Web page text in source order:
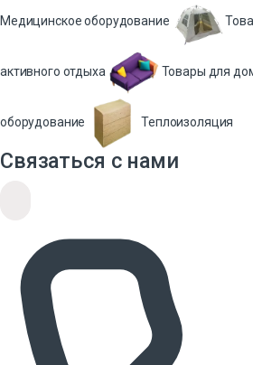
Медицинское оборудование
активного отдыха Товары для
оборудование Теплоизоляция
Связаться с нами